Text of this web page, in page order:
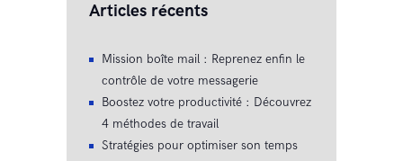
Articles récents
Mission boîte mail : Reprenez enfin le
contrôle de votre messagerie
Boostez votre productivité : Découvrez
4 méthodes de travail
Stratégies pour optimiser son temps